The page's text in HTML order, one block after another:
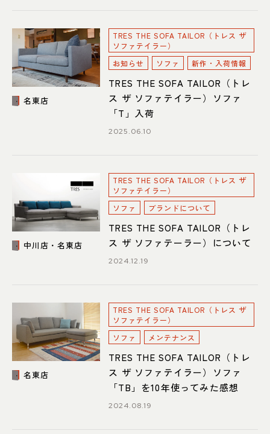
052-361-5551
タップで電話をかける
名東店
営業時間 平日 11：00～18：00
土・日・祝 11：00～19：00
定休日
水曜日（祝日は営業）
052-734-8477
名東店
TRES THE SOFA TAILOR（トレス ザ
ソファテイラー）
お知らせ
ソファ 新作・入荷情報
TRES THE SOFA TAILOR（トレ
ス ザ ソファテイラー）ソファ
「T」入荷
2025.06.10
中川店・名東店
TRES THE SOFA TAILOR（トレス ザ
ソファテイラー）
ソファ
ブランドについて
TRES THE SOFA TAILOR（トレ
ス ザ ソファテーラー）について
2024.12.19
名東店
TRES THE SOFA TAILOR（トレス ザ
ソファテイラー）
ソファ
メンテナンス
TRES THE SOFA TAILOR（トレ
ス ザ ソファテイラー）ソファ
「TB」を10年使ってみた感想
2024.08.19